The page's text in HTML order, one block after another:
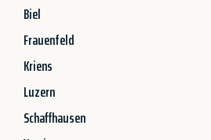
Biel
Frauenfeld
Kriens
Luzern
Schaffhausen